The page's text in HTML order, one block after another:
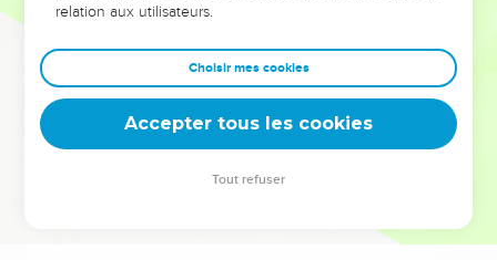
Dans cette conférence, leaders, entrepreneurs, et responsables
clés pour avancer avec plus de sagesse afin que leurs erreurs
deviennent vos tremplins. Que vous guidiez un ministère, une
équipe, un groupe ou une famille, leur expérience est faite
relation aux utilisateurs.
Choisir mes cookies
Accepter tous les cookies
Tout refuser